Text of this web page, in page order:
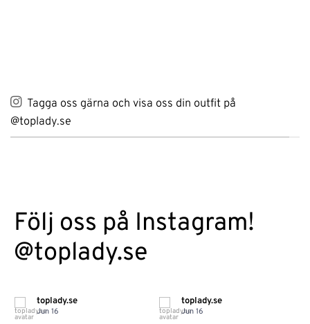
Tagga oss gärna och visa oss din outfit på
@toplady.se
Följ oss på Instagram!
@toplady.se
toplady.se
Jun 16
toplady.se
Jun 16